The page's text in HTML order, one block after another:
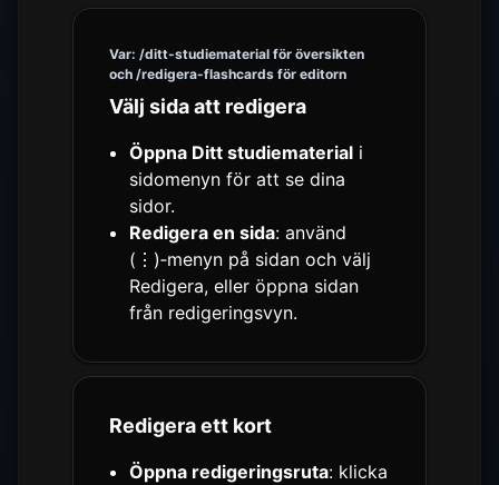
Var: /ditt-studiematerial för översikten
och /redigera-flashcards för editorn
Välj sida att redigera
Öppna Ditt studiematerial i
sidomenyn för att se dina
sidor.
Redigera en sida: använd
(⋮)‑menyn på sidan och välj
Redigera, eller öppna sidan
från redigeringsvyn.
Redigera ett kort
Öppna redigeringsruta: klicka